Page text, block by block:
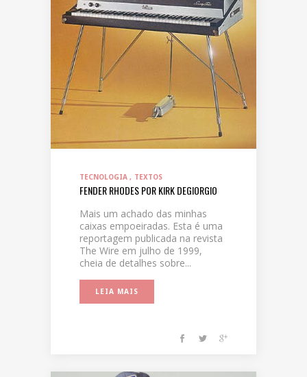
TECNOLOGIA TEXTOS
FENDER RHODES POR KIRK DEGIORGIO
Mais um achado das minhas
caixas empoeiradas. Esta é uma
reportagem publicada na revista
The Wire em julho de 1999,
cheia de detalhes sobre...
LEIA MAIS